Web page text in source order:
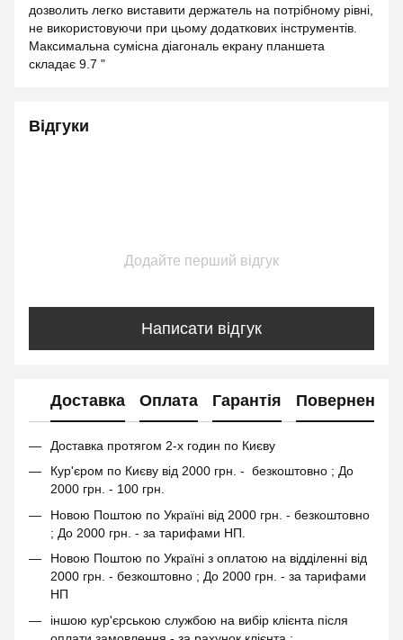
дозволить легко виставити держатель на потрібному рівні,
не використовуючи при цьому додаткових інструментів.
Максимальна сумісна діагональ екрану планшета
складає 9.7 "
Відгуки
Додайте перший відгук
Написати відгук
Доставка Оплата Гарантія Повернення
Доставка протягом 2-х годин по Києву
Кур'єром по Києву від 2000 грн. - безкоштовно ; До
2000 грн. - 100 грн.
Новою Поштою по Україні від 2000 грн. - безкоштовно
; До 2000 грн. - за тарифами НП.
Новою Поштою по Україні з оплатою на відділенні від
2000 грн. - безкоштовно ; До 2000 грн. - за тарифами
НП
іншою кур'єрською службою на вибір клієнта після